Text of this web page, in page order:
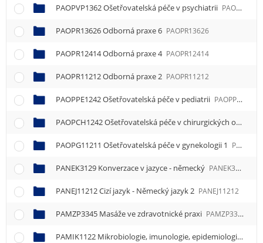
PAOPVP1362 Ošetřovatelská péče v psychiatrii PAOPVP1362
PAOPR13626 Odborná praxe 6 PAOPR13626
PAOPR12414 Odborná praxe 4 PAOPR12414
PAOPR11212 Odborná praxe 2 PAOPR11212
PAOPPE1242 Ošetřovatelská péče v pediatrii PAOPPE1242
PAOPCH1242 Ošetřovatelská péče v chirurgických oborech
PAOPG11211 Ošetřovatelská péče v gynekologii 1 PAOPG11211
PANEK3129 Konverzace v jazyce - německý PANEK3129
PANEJ11212 Cizí jazyk - Německý jazyk 2 PANEJ11212
PAMZP3345 Masáže ve zdravotnické praxi PAMZP3345
PAMIK1122 Mikrobiologie, imunologie, epidemiologie a hygiena